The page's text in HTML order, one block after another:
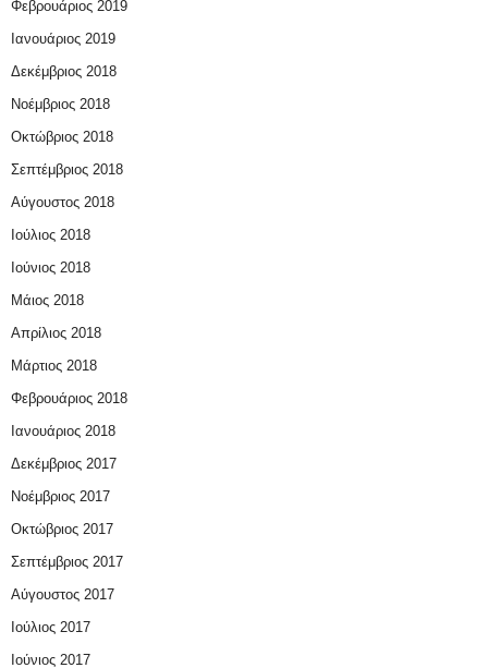
Φεβρουάριος 2019
Ιανουάριος 2019
Δεκέμβριος 2018
Νοέμβριος 2018
Οκτώβριος 2018
Σεπτέμβριος 2018
Αύγουστος 2018
Ιούλιος 2018
Ιούνιος 2018
Μάιος 2018
Απρίλιος 2018
Μάρτιος 2018
Φεβρουάριος 2018
Ιανουάριος 2018
Δεκέμβριος 2017
Νοέμβριος 2017
Οκτώβριος 2017
Σεπτέμβριος 2017
Αύγουστος 2017
Ιούλιος 2017
Ιούνιος 2017